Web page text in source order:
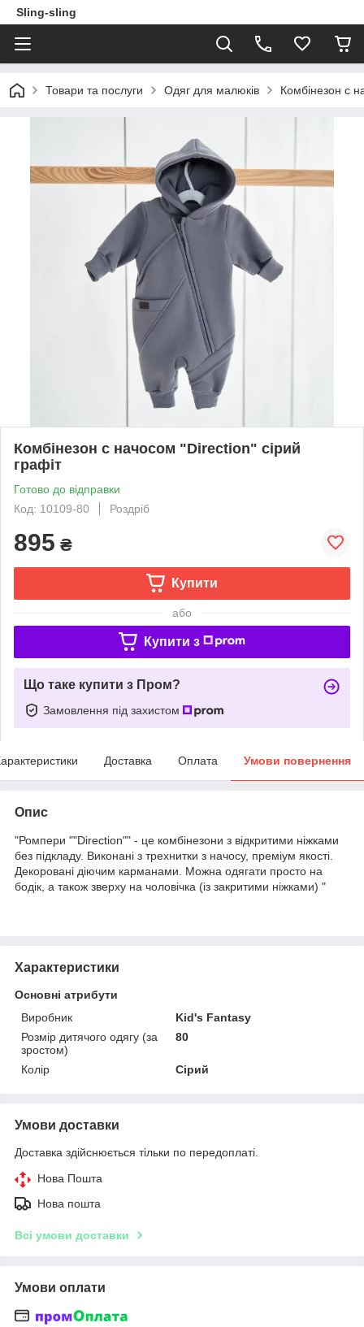
Sling-sling
Товари та послуги Одяг для малюків Комбінезон с
Комбінезон с начосом "Direction" сірий
графіт
Готово до відправки
Код: 10109-80
Роздріб
895 ₴
Купити
або
Купити з
Що таке купити з Пром?
Замовлення під захистом
Доставка Оплата Умови повернення
Опис
"Ромпери ""Direction"" - це комбінезони з відкритими ніжками
без підкладу. Виконані з трехнитки з начосу, преміум якості.
Декоровані діючим карманами. Можна одягати просто на
бодік, а також зверху на чоловічка (із закритими ніжками) "
Характеристики
Основні атрибути
Виробник
Kid's Fantasy
Розмір дитячого одягу (за
зростом)
80
Колір Сірий
Умови доставки
Доставка здійснюється тільки по передоплаті.
Нова Пошта
Нова пошта
Всі умови доставки
Умови оплати